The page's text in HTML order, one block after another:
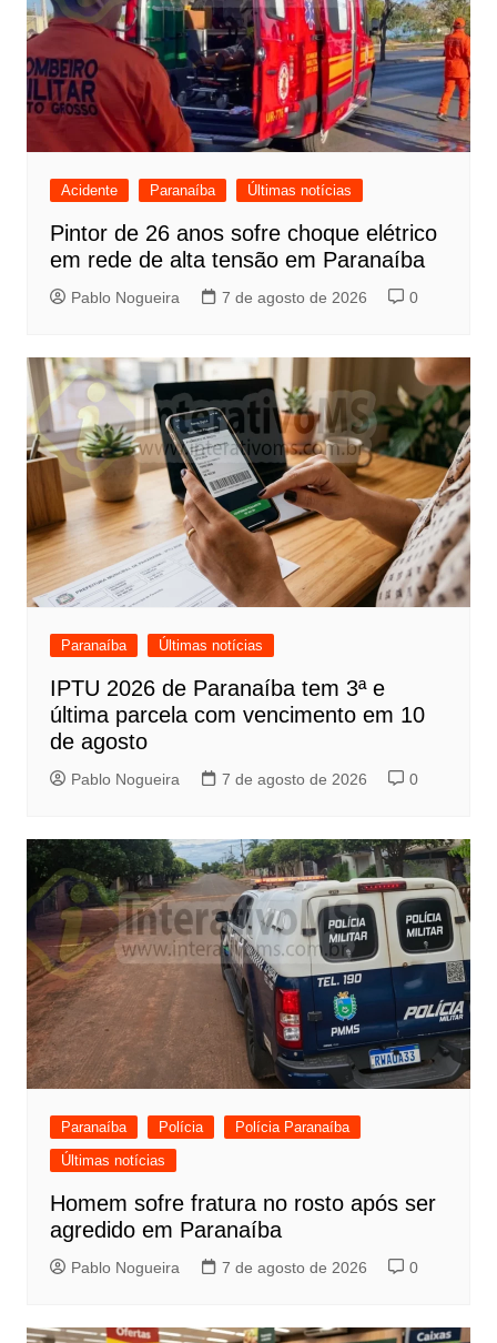
Acidente Paranaíba Últimas notícias
Pintor de 26 anos sofre choque elétrico
em rede de alta tensão em Paranaíba
Pablo Nogueira 7 de agosto de 2026 0
Paranaíba Últimas notícias
IPTU 2026 de Paranaíba tem 3ª e
última parcela com vencimento em 10
de agosto
Pablo Nogueira 7 de agosto de 2026 0
Paranaíba Polícia
Polícia Paranaíba
Últimas notícias
Homem sofre fratura no rosto após ser
agredido em Paranaíba
Pablo Nogueira 7 de agosto de 2026 0